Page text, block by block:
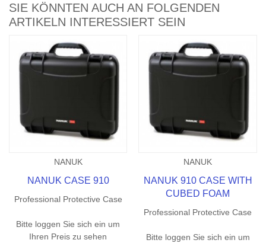
SIE KÖNNTEN AUCH AN FOLGENDEN
ARTIKELN INTERESSIERT SEIN
NANUK
NANUK CASE 910
Professional Protective Case
Bitte loggen Sie sich ein um
Ihren Preis zu sehen
NANUK
NANUK 910 CASE WITH
CUBED FOAM
Professional Protective Case
Bitte loggen Sie sich ein um